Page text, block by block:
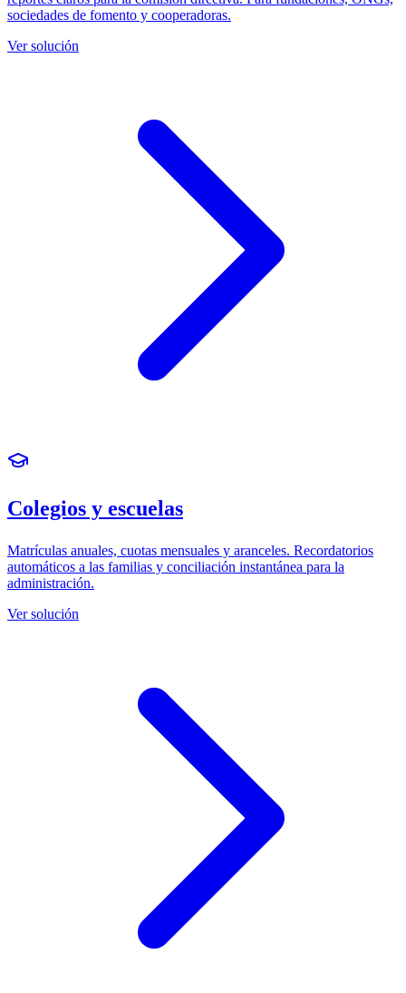
sociedades de fomento y cooperadoras.
Ver solución
Colegios y escuelas
Matrículas anuales, cuotas mensuales y aranceles. Recordatorios
automáticos a las familias y conciliación instantánea para la
administración.
Ver solución